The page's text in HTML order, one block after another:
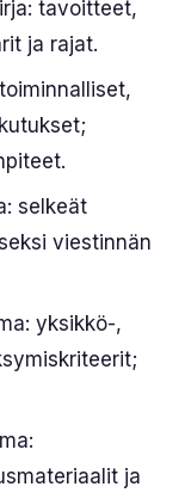
tavoitteet,
ja rajat.
selkeät
viestinnän
yksikkö-,
ja